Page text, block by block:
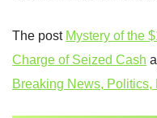
The post Mystery of the
Charge of Seized Cash
Breaking News,